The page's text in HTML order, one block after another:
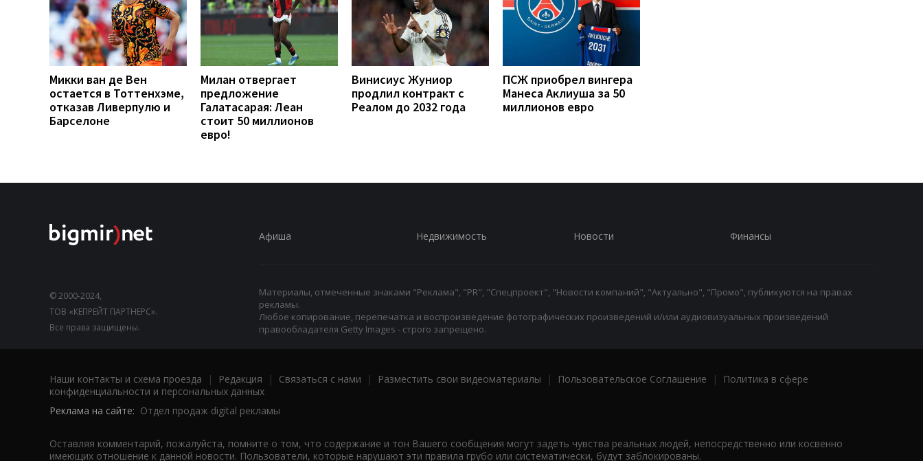
Микки ван де Вен
остается в Тоттенхэме,
отказав Ливерпулю и
Барселоне
Милан отвергает
предложение
Галатасарая: Леан
стоит 50 миллионов
евро!
Винисиус Жуниор
продлил контракт с
Реалом до 2032 года
ПСЖ приобрел вингера
Манеса Аклиуша за 50
миллионов евро
© 2000-2024,
ТОВ «КЕПРЕЙТ ПАРТНЕРС».
Все права защищены.
Афиша Недвижимость Новости Финансы
Материалы, отмеченные знаками "Реклама", "PR", "Спецпроект", "Новости компаний", "Актуально", "Промо", публикуются на правах
рекламы.
Любое копирование, перепечатка и воспроизведение фотографических произведений и/или аудиовизуальных произведений
правообладателя Getty Images - строго запрещено.
Наши контакты и схема проезда | Редакция | Связаться с нами | Разместить свои видеоматериалы | Пользовательское Соглашение |
Политика в сфере
конфиденциальности и персональных данных
Реклама на сайте: Отдел продаж digital рекламы
Оставляя комментарий, пожалуйста, помните о том, что содержание и тон Вашего сообщения могут задеть чувства реальных людей, непосредственно или косвенно
имеющих отношение к данной новости. Пользователи, которые нарушают эти правила грубо или систематически, будут заблокированы.